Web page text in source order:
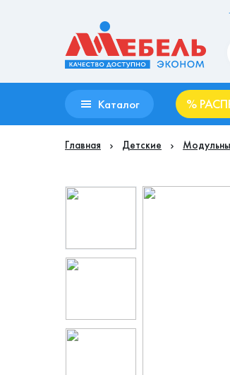
Каталог %
Главная Детские